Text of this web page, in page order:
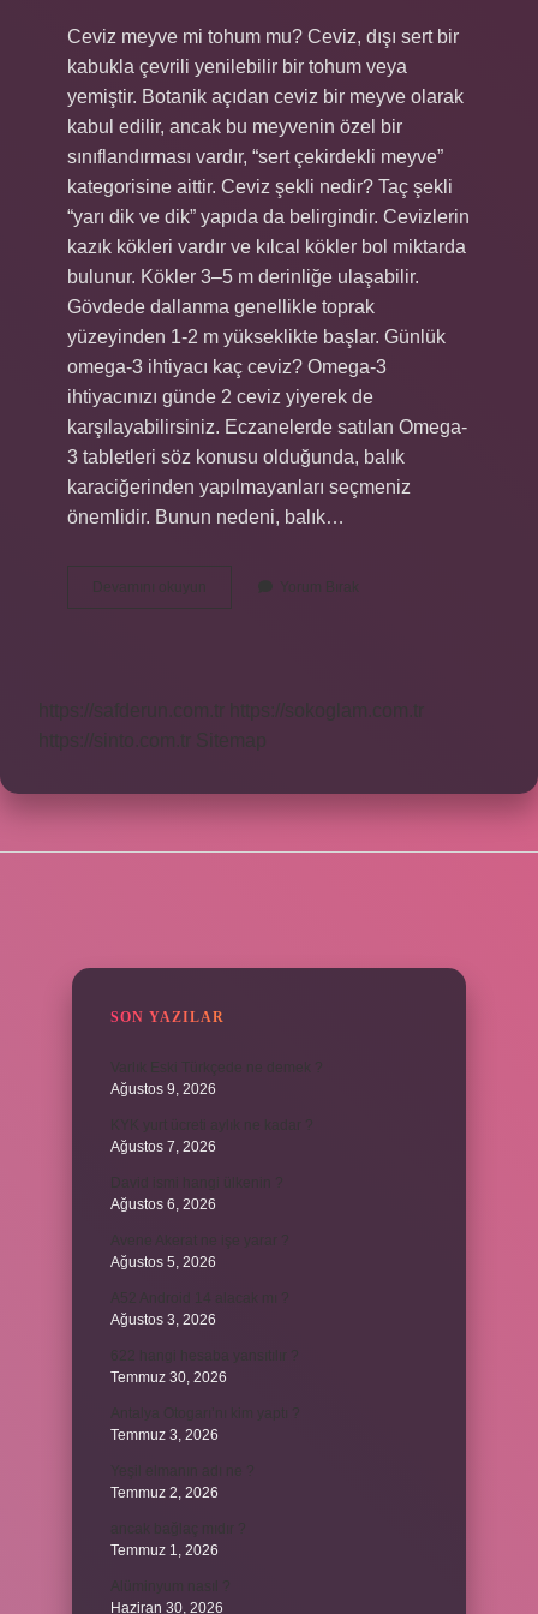
Ceviz meyve mi tohum mu? Ceviz, dışı sert bir
kabukla çevrili yenilebilir bir tohum veya
yemiştir. Botanik açıdan ceviz bir meyve olarak
kabul edilir, ancak bu meyvenin özel bir
sınıflandırması vardır, “sert çekirdekli meyve”
kategorisine aittir. Ceviz şekli nedir? Taç şekli
“yarı dik ve dik” yapıda da belirgindir. Cevizlerin
kazık kökleri vardır ve kılcal kökler bol miktarda
bulunur. Kökler 3–5 m derinliğe ulaşabilir.
Gövdede dallanma genellikle toprak
yüzeyinden 1-2 m yükseklikte başlar. Günlük
omega-3 ihtiyacı kaç ceviz? Omega-3
ihtiyacınızı günde 2 ceviz yiyerek de
karşılayabilirsiniz. Eczanelerde satılan Omega-
3 tabletleri söz konusu olduğunda, balık
karaciğerinden yapılmayanları seçmeniz
önemlidir. Bunun nedeni, balık…
Devamını okuyun
Çekirdekli
Yorum Bırak
https://safderun.com.tr
https://sokoglam.com.tr
https://sinto.com.tr Sitemap
SON YAZILAR
Ağustos 9, 2026
Ağustos 7, 2026
Ağustos 6, 2026
Ağustos 5, 2026
Ağustos 3, 2026
Temmuz 30, 2026
Temmuz 3, 2026
Temmuz 2, 2026
Temmuz 1, 2026
Haziran 30, 2026